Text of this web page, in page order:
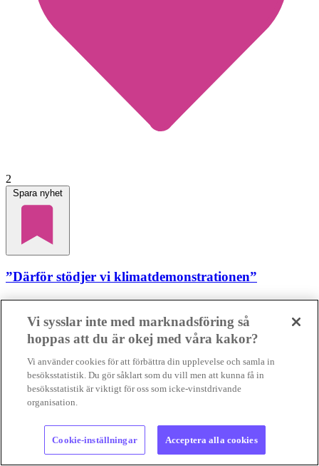
2
Spara nyhet
”Därför stödjer vi klimatdemonstrationen”
KLIMATENGAGEMANGVarför stödjer Sveriges Konsumenter,
RFSU och Clowner utan gränser den stora klimatdemonstrationen?
För att klimatfrågan berör precis... KLIMATENGAGEMANG
Varför stödjer Sveriges Konsumenter, RFSU och Clowner utan
grän...
29 jul 2026• Lästid:4 min
Foto: Supermijöbloggen
Nyheter Positiva nyheter
Vi sysslar inte med marknadsföring så
hoppas att du är okej med våra kakor?
Vi använder cookies för att förbättra din upplevelse och samla in
besöksstatistik. Du gör såklart som du vill men att kunna få in
besöksstatistik är viktigt för oss som icke-vinstdrivande
organisation.
Cookie-inställningar Acceptera alla cookies